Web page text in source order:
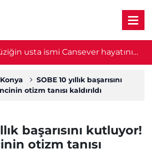
usta ismi Cansever hayatını
Konya
SOBE 10 yıllık başarısını
otizm tanısı kaldırıldı
başarısını kutluyor!
otizm tanısı